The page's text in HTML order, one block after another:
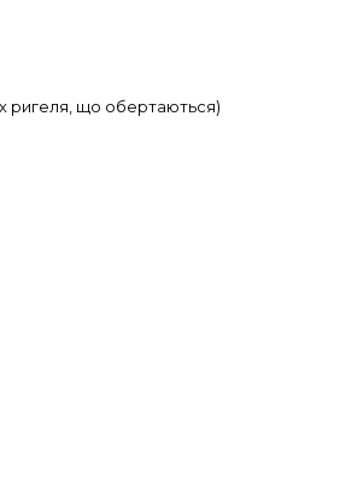
що обертаються)